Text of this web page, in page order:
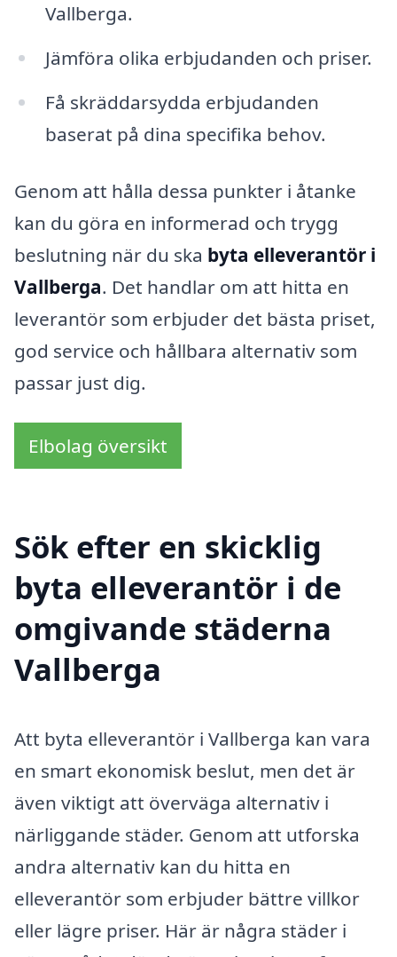
Vallberga.
Jämföra olika erbjudanden och priser.
Få skräddarsydda erbjudanden
baserat på dina specifika behov.
Genom att hålla dessa punkter i åtanke
kan du göra en informerad och trygg
beslutning när du ska byta elleverantör i
Vallberga. Det handlar om att hitta en
leverantör som erbjuder det bästa priset,
god service och hållbara alternativ som
passar just dig.
Elbolag översikt
Sök efter en skicklig
byta elleverantör i de
omgivande städerna
Vallberga
Att byta elleverantör i Vallberga kan vara
en smart ekonomisk beslut, men det är
även viktigt att överväga alternativ i
närliggande städer. Genom att utforska
andra alternativ kan du hitta en
elleverantör som erbjuder bättre villkor
eller lägre priser. Här är några städer i